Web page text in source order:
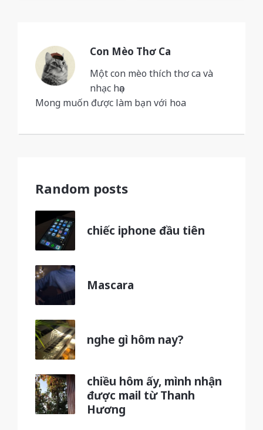
Con Mèo Thơ Ca
Một con mèo thích thơ ca và
nhạc họa
Mong muốn được làm bạn với hoa
Random posts
chiếc iphone đầu tiên
Mascara
nghe gì hôm nay?
chiều hôm ấy, mình nhận
được mail từ Thanh
Hương